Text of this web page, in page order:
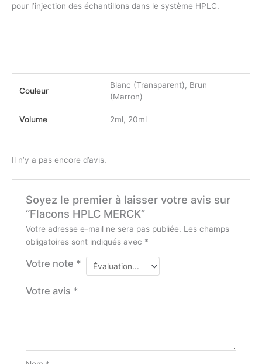
pour l’injection des échantillons dans le système HPLC.
Couleur
Blanc (Transparent), Brun
(Marron)
Volume 2ml, 20ml
Il n’y a pas encore d’avis.
Soyez le premier à laisser votre avis sur
“Flacons HPLC MERCK”
Votre adresse e-mail ne sera pas publiée. Les champs
obligatoires sont indiqués avec *
Votre note *
Votre avis *